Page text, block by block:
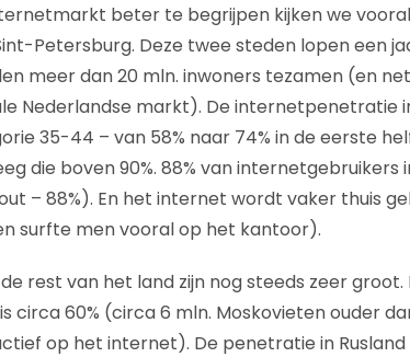
beter te begrijpen kijken we
Petersburg. Deze twee steden lopen een
meer dan 20 mln. inwoners tezamen (en
Nederlandse markt). De internetpenetratie
35-44 – van 58% naar 74% in de eerste
die boven 90%. 88% van internetgebruikers
– 88%). En het internet wordt vaker thuis
surfte men vooral op het kantoor).
rest van het land zijn nog steeds zeer groot.
60% (circa 6 mln. Moskovieten ouder
op het internet). De penetratie in Rusland